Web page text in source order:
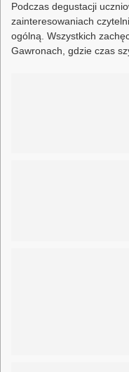
Podczas degustacji
zainteresowaniach
ogólną. Wszystkich
Gawronach, gdzie czas